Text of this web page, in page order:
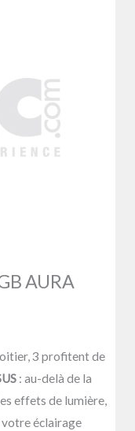
AURA
3 profitent de
: au-delà de la
effets de lumière,
votre éclairage